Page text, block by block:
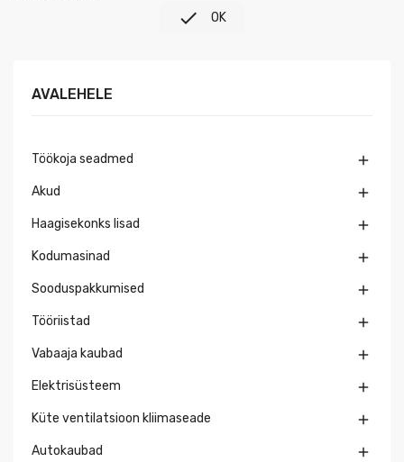
 OK
AVALEHELE
Töökoja seadmed 
Akud 
Haagisekonks lisad 
Kodumasinad 
Sooduspakkumised 
Tööriistad 
Vabaaja kaubad 
Elektrisüsteem 
Küte ventilatsioon kliimaseade 
Autokaubad 